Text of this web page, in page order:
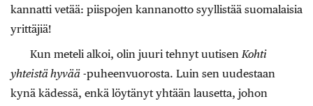
kannatti vetää: piispojen kannanotto syyllistää suomalaisia
yrittäjiä!
Kun meteli alkoi, olin juuri tehnyt uutisen Kohti
yhteistä hyvää -puheenvuorosta. Luin sen uudestaan
kynä kädessä, enkä löytänyt yhtään lausetta, johon